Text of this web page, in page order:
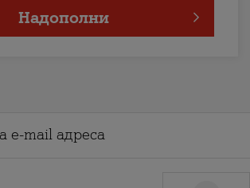
Надополни